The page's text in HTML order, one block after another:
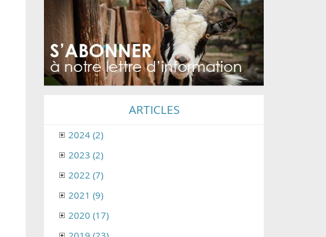
ARTICLES
2024 (2)
2023 (2)
2022 (7)
2021 (9)
2020 (17)